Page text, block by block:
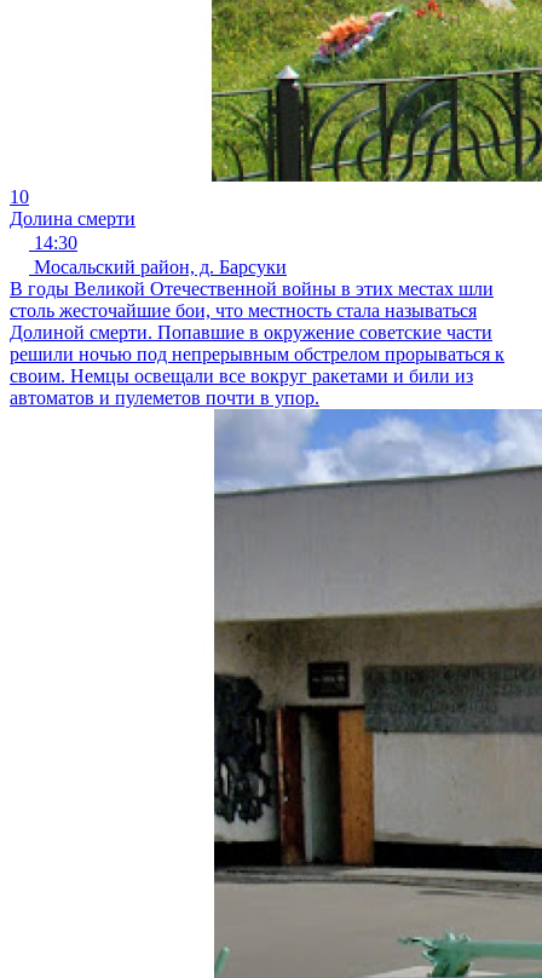
10
Долина смерти
14:30
Мосальский район, д. Барсуки
В годы Великой Отечественной войны в этих местах шли
столь жесточайшие бои, что местность стала называться
Долиной смерти. Попавшие в окружение советские части
решили ночью под непрерывным обстрелом прорываться к
своим. Немцы освещали все вокруг ракетами и били из
автоматов и пулеметов почти в упор.